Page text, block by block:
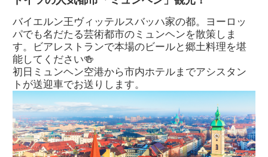
バイエルン王ヴィッテルスバッハ家の都。ヨーロッ
パでも名だたる芸術都市のミュンヘンを散策しま
す。ビアレストランで本場のビールと郷土料理を堪
能してください🍻
初日ミュンヘン空港から市内ホテルまでアシスタン
トが送迎車でお送りします。